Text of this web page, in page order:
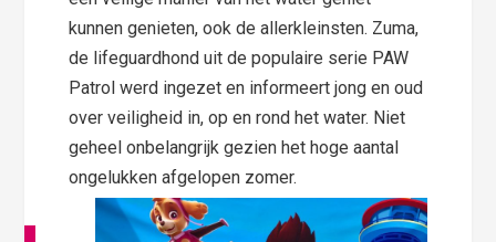
kunnen genieten, ook de allerkleinsten. Zuma,
de lifeguardhond uit de populaire serie PAW
Patrol werd ingezet en informeert jong en oud
over veiligheid in, op en rond het water. Niet
geheel onbelangrijk gezien het hoge aantal
ongelukken afgelopen zomer.